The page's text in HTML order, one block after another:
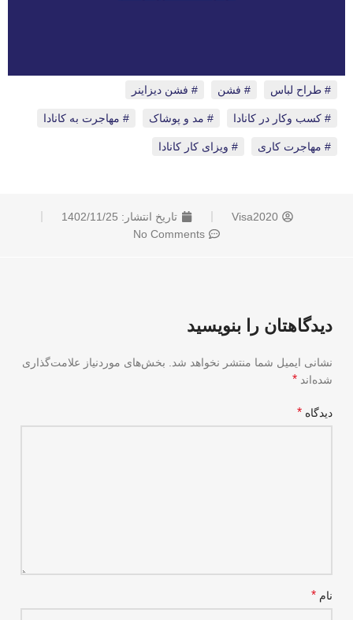
طراح لباس فشن فشن دیزاینر
کسب وکار در کانادا مد و پوشاک مهاجرت به کانادا
مهاجرت کاری ویزای کار کانادا
Visa2020 تاریخ انتشار: 1402/11/25
No Comments
دیدگاهتان را بنویسید
نشانی ایمیل شما منتشر نخواهد شد.
بخش‌های موردنیاز علامت‌گذاری
شده‌اند *
دیدگاه *
نام *